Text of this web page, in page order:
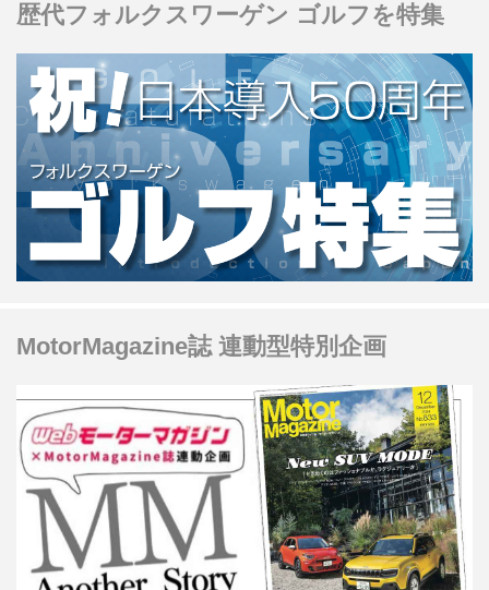
歴代フォルクスワーゲン ゴルフを特集
MotorMagazine誌 連動型特別企画